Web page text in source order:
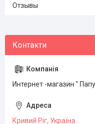
Отзывы
Интернет -магазин "
Кривий Ріг, Україна